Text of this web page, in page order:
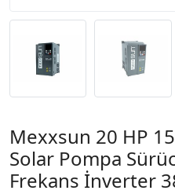
Mexxsun 20 HP
Solar Pompa
Frekans İnverter